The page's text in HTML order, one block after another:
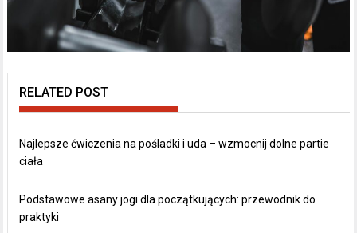
RELATED POST
Najlepsze ćwiczenia na pośladki i uda – wzmocnij dolne partie
ciała
Podstawowe asany jogi dla początkujących: przewodnik do
praktyki